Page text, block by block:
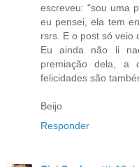
escreveu: "sou uma
eu pensei, ela tem
rsrs. E o post só veio
Eu ainda não li
premiação dela, a
felicidades são
Beijo
Responder